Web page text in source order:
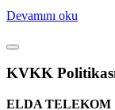
Devamını oku
KVKK
ELDA TELEKOM